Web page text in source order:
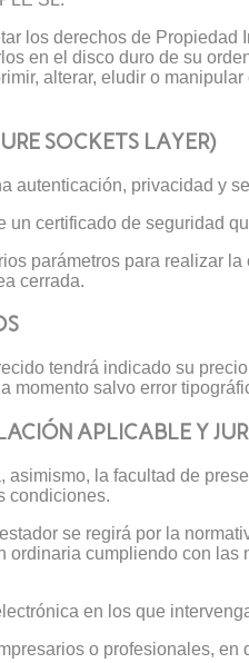
los derechos de
en el disco duro de su
alterar, eludir o
SOCKETS LAYER)
autenticación, privacidad y
un certificado de seguridad
parámetros para realizar
cerrada.
tendrá indicado su
momento salvo error
APLICABLE Y
asimismo, la facultad de
condiciones.
se regirá por la
ordinaria cumpliendo con
en los que
o profesionales,